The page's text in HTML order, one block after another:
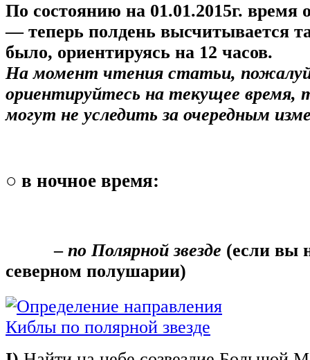
По состоянию на 01.01.2015г. время
— теперь полдень высчитывается
было, ориентируясь на 12 часов.
На момент чтения статьи,
ориентируйтесь на текущее время,
могут не уследить за очередным
○ в ночное время:
‒ по Полярной звезде (если вы
северном полушарии)